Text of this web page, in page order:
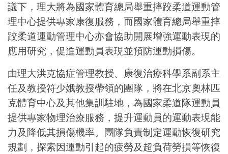
議下，理大將為國家體育總局舉重摔跤柔道運動管
理中心提供專家康復服務，而國家體育總局舉重摔
跤柔道運動管理中心亦會協助開展增強運動表現的
應用研究，促進運動員表現並預防運動損傷。
由理大洪克協症管理教授、康復治療科學系副系主
任及教授符少娥教授帶領的團隊，將在北京奧林匹
克體育中心及其他集訓駐地，為國家柔道隊運動員
提供專家物理治療服務，提升運動員的運動表現能
力及降低其損傷機率。團隊負責制定運動恢復研究
規劃，探索因運動引起的疲勞及超負荷勞損等恢復